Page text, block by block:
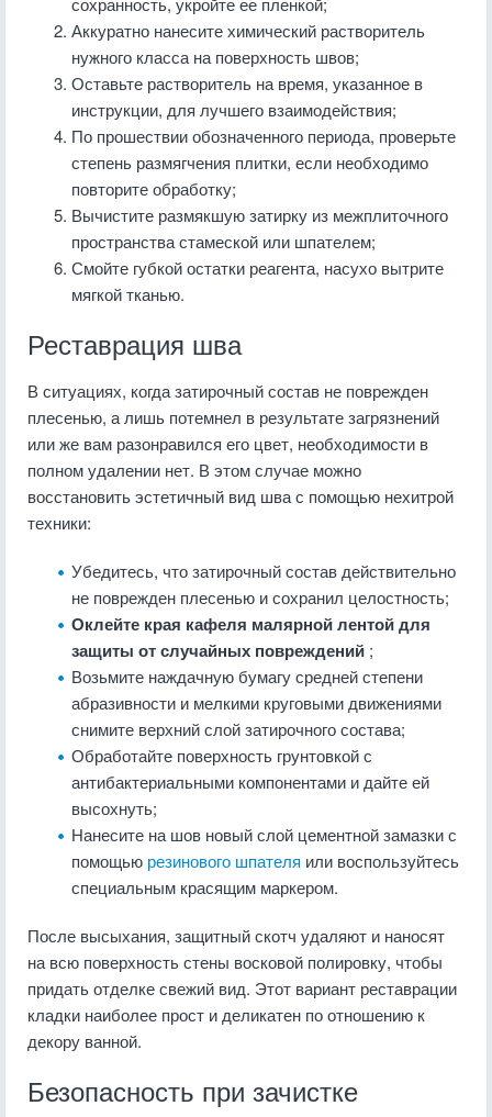
Аккуратно нанесите химический растворитель
нужного класса на поверхность швов;
Оставьте растворитель на время, указанное в
инструкции, для лучшего взаимодействия;
По прошествии обозначенного периода, проверьте
степень размягчения плитки, если необходимо
повторите обработку;
Вычистите размякшую затирку из межплиточного
пространства стамеской или шпателем;
Смойте губкой остатки реагента, насухо вытрите
мягкой тканью.
Реставрация шва
В ситуациях, когда затирочный состав не поврежден
плесенью, а лишь потемнел в результате загрязнений
или же вам разонравился его цвет, необходимости в
полном удалении нет. В этом случае можно
восстановить эстетичный вид шва с помощью нехитрой
техники:
Убедитесь, что затирочный состав действительно
не поврежден плесенью и сохранил целостность;
Оклейте края кафеля малярной лентой для
защиты от случайных повреждений ;
Возьмите наждачную бумагу средней степени
абразивности и мелкими круговыми движениями
снимите верхний слой затирочного состава;
Обработайте поверхность грунтовкой с
антибактериальными компонентами и дайте ей
высохнуть;
Нанесите на шов новый слой цементной замазки с
помощью резинового шпателя или воспользуйтесь
специальным красящим маркером.
После высыхания, защитный скотч удаляют и наносят
на всю поверхность стены восковой полировку, чтобы
придать отделке свежий вид. Этот вариант реставрации
кладки наиболее прост и деликатен по отношению к
декору ванной.
Безопасность при зачистке